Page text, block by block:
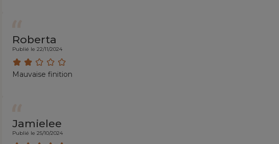
Roberta
Publié le 22/11/2024
Mauvaise finition
Jamielee
Publié le 25/10/2024